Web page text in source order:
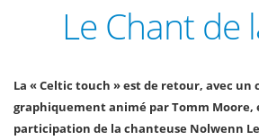
Le Chant de
La « Celtic touch » est de retour, avec
graphiquement animé par Tomm Moore,
participation de la chanteuse Nolwenn